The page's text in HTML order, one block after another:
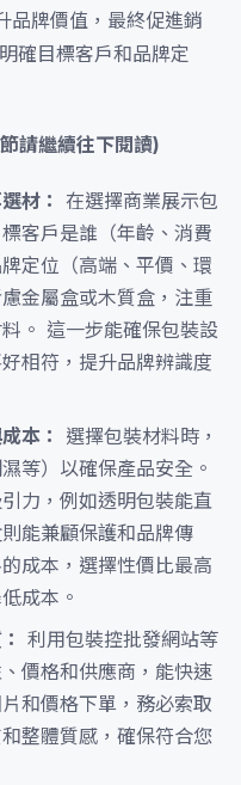
品牌價值，最終促進銷
確目標客戶和品牌定
請繼續往下閱讀)
材： 在選擇商業展示包
客戶是誰（年齡、消費
定位（高端、平價、環
金屬盒或木質盒，注重
。 這一步能確保包裝設
相符，提升品牌辨識度
本：
選擇包裝材料時，
等）以確保產品安全。
力，例如透明包裝能直
能兼顧保護和品牌傳
成本，選擇性價比最高
成本。
利用包裝控批發網站等
價格和供應商，能快速
和價格下單，務必索取
整體質感，確保符合您